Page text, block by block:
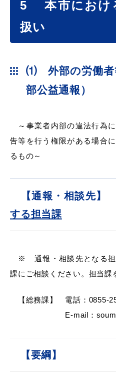
窓口案内
申請書
ダウンロード
浜田市観光協会ポー
5
本市におけ
扱い
⑴ 外部の労働者
部公益通報）
～事業者内部の違法行為
告等を行う権限がある場合
るもの～
【通報・相談先
する担当課
※ 通報・相談先となる担
課にご相談ください。担当課
【総務課】 電話：0855-
E-mail：
【要綱】